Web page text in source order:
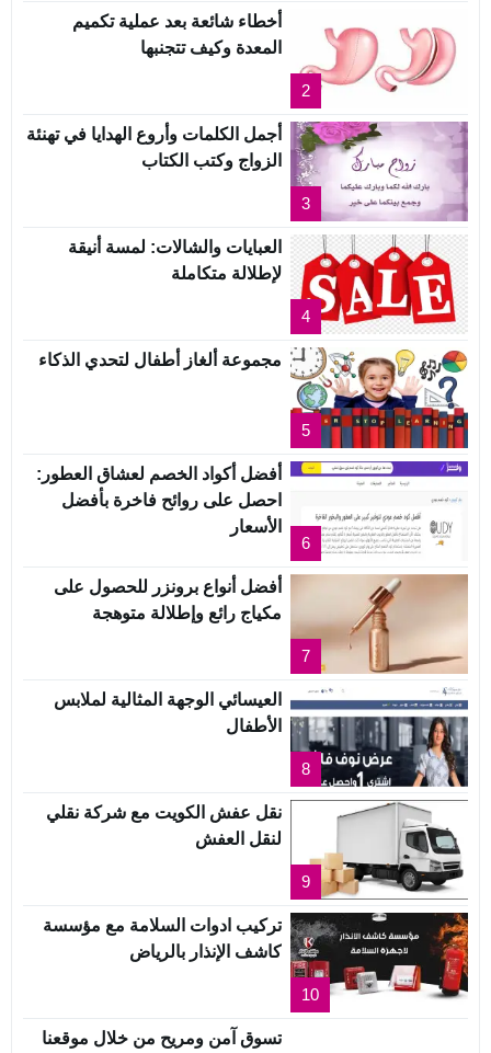
2
أخطاء شائعة بعد عملية تكميم
المعدة وكيف تتجنبها
3
أجمل الكلمات وأروع الهدايا في تهنئة
الزواج وكتب الكتاب
4
العبايات والشالات: لمسة أنيقة
لإطلالة متكاملة
5
مجموعة ألغاز أطفال لتحدي الذكاء
6
أفضل أكواد الخصم لعشاق العطور:
احصل على روائح فاخرة بأفضل
الأسعار
7
أفضل أنواع برونزر للحصول على
مكياج رائع وإطلالة متوهجة
8
العيسائي الوجهة المثالية لملابس
الأطفال
9
نقل عفش الكويت مع شركة نقلي
لنقل العفش
10
تركيب ادوات السلامة مع مؤسسة
كاشف الإنذار بالرياض
تسوق آمن ومريح من خلال موقعنا